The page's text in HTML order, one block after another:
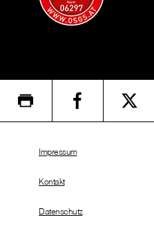
Impressum
Kontakt
Datenschutz